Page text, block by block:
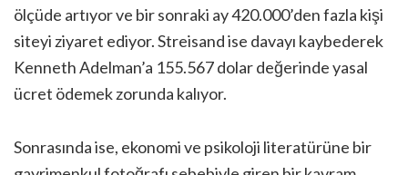
ölçüde artıyor ve bir sonraki ay 420.000’den fazla kişi
siteyi ziyaret ediyor. Streisand ise davayı kaybederek
Kenneth Adelman’a 155.567 dolar değerinde yasal
ücret ödemek zorunda kalıyor.
Sonrasında ise, ekonomi ve psikoloji literatürüne bir